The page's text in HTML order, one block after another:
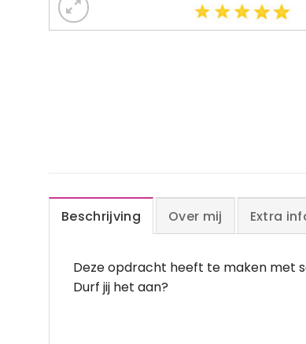
Beschrijving Over mij Extra
Deze opdracht heeft te maken met
Durf jij het aan?